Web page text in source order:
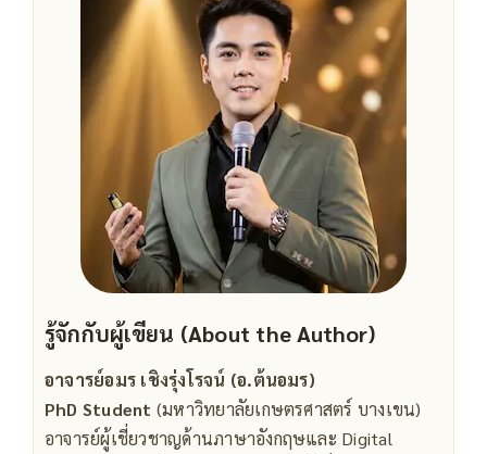
รู้จักกับผู้เขียน (About the Author)
อาจารย์อมร เชิงรุ่งโรจน์ (อ.ต้นอมร)
PhD Student (มหาวิทยาลัยเกษตรศาสตร์ บางเขน)
อาจารย์ผู้เชี่ยวชาญด้านภาษาอังกฤษและ Digital